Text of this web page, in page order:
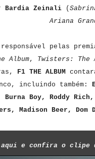
Bardia Zeinali (
Ariana
responsável pelas
Album, Twisters: The
F1 THE ALBUM
incluindo também:
Burna Boy, Roddy
Madison Beer, Dom
e confira o clipe